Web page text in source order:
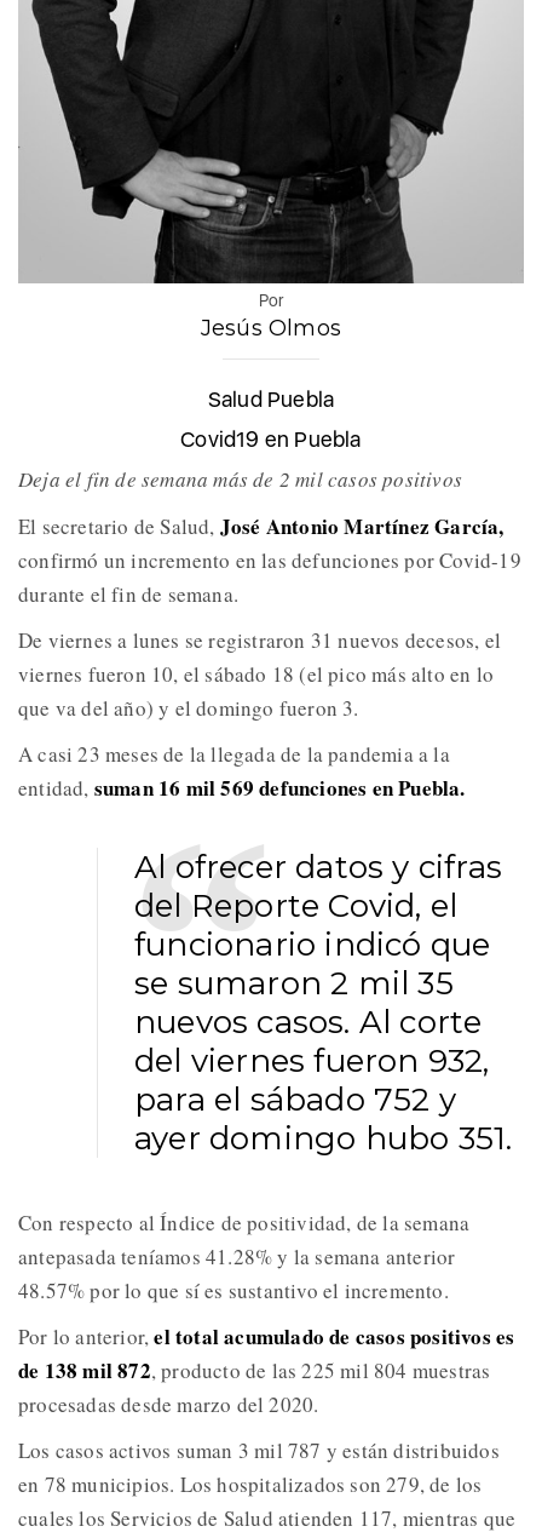
Por
Jesús Olmos
Salud Puebla
Covid19 en Puebla
Deja el fin de semana más de 2 mil casos positivos
El secretario de Salud, José Antonio Martínez García,
confirmó un incremento en las defunciones por Covid-19
durante el fin de semana.
De viernes a lunes se registraron 31 nuevos decesos, el
viernes fueron 10, el sábado 18 (el pico más alto en lo
que va del año) y el domingo fueron 3.
A casi 23 meses de la llegada de la pandemia a la
entidad, suman 16 mil 569 defunciones en Puebla.
Al ofrecer datos y cifras
del Reporte Covid, el
funcionario indicó que
se sumaron 2 mil 35
nuevos casos. Al corte
del viernes fueron 932,
para el sábado 752 y
ayer domingo hubo 351.
Con respecto al Índice de positividad, de la semana
antepasada teníamos 41.28% y la semana anterior
48.57% por lo que sí es sustantivo el incremento.
Por lo anterior,el total acumulado de casos positivos es
de 138 mil 872, producto de las 225 mil 804 muestras
procesadas desde marzo del 2020.
Los casos activos suman 3 mil 787 y están distribuidos
en 78 municipios. Los hospitalizados son 279, de los
cuales los Servicios de Salud atienden 117, mientras que